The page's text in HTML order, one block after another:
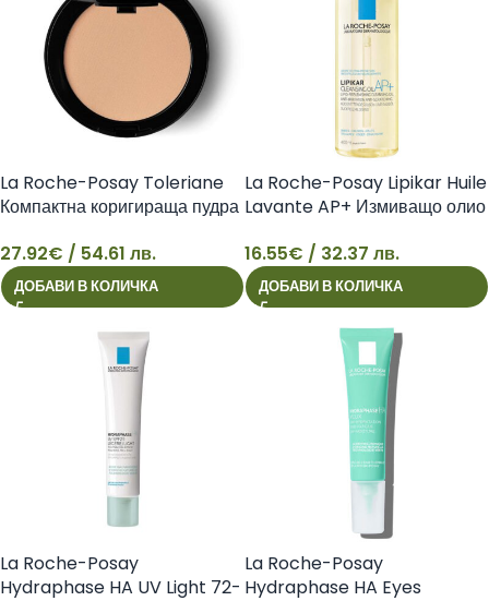
27
La Roche-Posay Toleriane
Компактна коригираща пудра
кожа, нюанс 13, 9.5 г
3337872412059
27.92€ / 54.61 лв.
ДОБАВИ В КОЛИЧКА
16
La Roche-Posay Lipikar Huile
Lavante AP+ Измиващо олио
кожа против раздразнения,
400 мл 3337875656764
16.55€ / 32.37 лв.
ДОБАВИ В КОЛИЧКА
La Roche-Posay
Hydraphase HA UV Light 72-
La Roche-Posay
Hydraphase HA Eyes